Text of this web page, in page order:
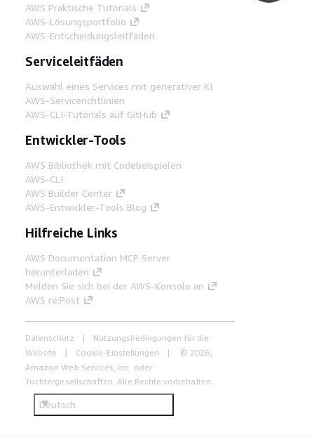
AWS Praktische Tutorials
AWS-Lösungsportfolio
AWS-Entscheidungsleitfäden
Serviceleitfäden
Auswahl eines Services mit generativer KI
AWS-Servicerichtlinien
AWS-CLI-Tutorials auf GitHub
Entwickler-Tools
AWS Bibliothek mit Codebeispielen
AWS-CLI
AWS Builder Center
AWS-Entwickler-Tools Blog
Hilfreiche Links
AWS Documentation MCP Server
herunterladen
Melden Sie sich bei der AWS-Konsole an
AWS re:Post
Datenschutz
Nutzungsbedingungen für die
Website
Cookie-Einstellungen
© 2026,
Amazon Web Services, Inc. oder
Tochtergesellschaften. Alle Rechte vorbehalten.
Deutsch